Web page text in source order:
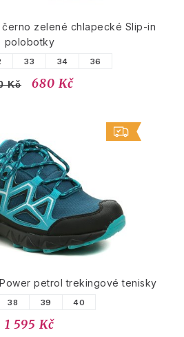
černo zelené chlapecké Slip-in
polobotky
33 34 36
Kč 680 Kč
Power petrol trekingové tenisky
38 39 40
1 595 Kč